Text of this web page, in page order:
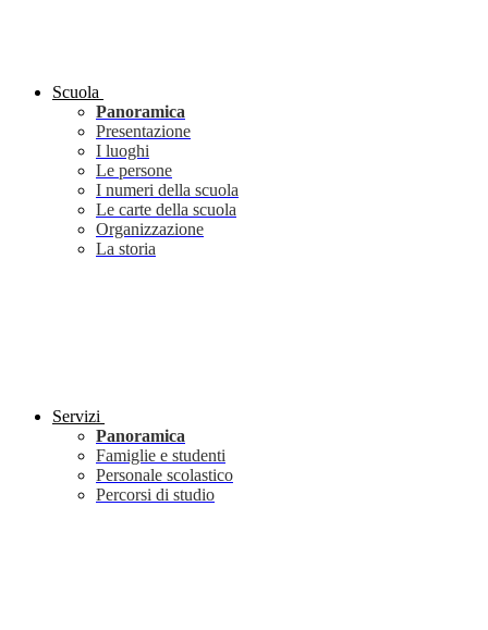
Scuola
Panoramica
Presentazione
I luoghi
Le persone
I numeri della scuola
Le carte della scuola
Organizzazione
La storia
Servizi
Panoramica
Famiglie e studenti
Personale scolastico
Percorsi di studio